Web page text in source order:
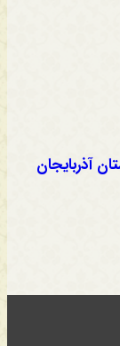
آذربایجان